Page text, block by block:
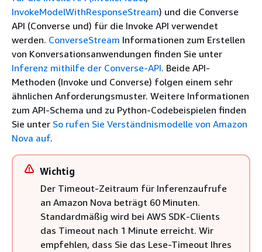
InvokeModelWithResponseStream) und die Converse
API (Converse und) für die Invoke API verwendet
werden. ConverseStream Informationen zum Erstellen
von Konversationsanwendungen finden Sie unter
Inferenz mithilfe der Converse-API. Beide API-
Methoden (Invoke und Converse) folgen einem sehr
ähnlichen Anforderungsmuster. Weitere Informationen
zum API-Schema und zu Python-Codebeispielen finden
Sie unter So rufen Sie Verständnismodelle von Amazon
Nova auf.
Wichtig
Der Timeout-Zeitraum für Inferenzaufrufe
an Amazon Nova beträgt 60 Minuten.
Standardmäßig wird bei AWS SDK-Clients
das Timeout nach 1 Minute erreicht. Wir
empfehlen, dass Sie das Lese-Timeout Ihres